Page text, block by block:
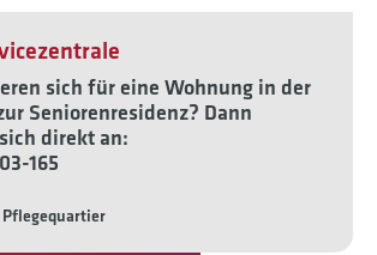
sich für eine Wohnung in der
Seniorenresidenz? Dann
direkt an:
165